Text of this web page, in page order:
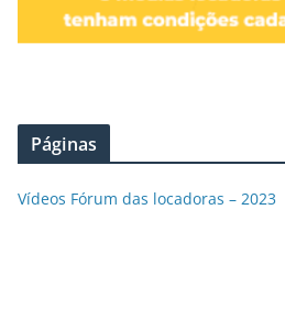
Páginas
Vídeos Fórum das locadoras – 2023